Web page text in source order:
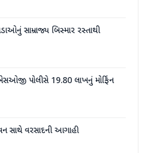
સામ્રાજ્ય બિસ્માર રસ્તાથી
પોલીસે 19.80 લાખનું મોર્ફિન
સાથે વરસાદની આગાહી